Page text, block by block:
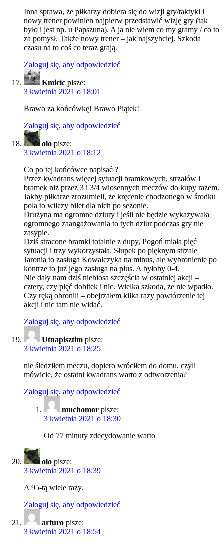
Inna sprawa, że piłkarzy dobiera się do wizji gry/taktyki i
nowy trener powinien najpierw przedstawić wizję gry (tak
było i jest np. u Papszuna). A ja nie wiem co my gramy / co to
za pomysł. Także nowy trener – jak najszybciej. Szkoda
czasu na to coś co teraz grają.
Zaloguj się, aby odpowiedzieć
Kmicic pisze:
3 kwietnia 2021 o 18:01
Brawo za końcówkę! Brawo Piątek!
Zaloguj się, aby odpowiedzieć
olo pisze:
3 kwietnia 2021 o 18:12
Co po tej końcówce napisać ?
Przez kwadrans więcej sytuacji bramkowych, strzałów i
bramek niż przez 3 i 3/4 wiosennych meczów do kupy razem.
Jakby piłkarze zrozumieli, że kręcenie chodzonego w środku
pola to wilczy bilet dla nich po sezonie.
Drużyna ma ogromne dziury i jeśli nie będzie wykazywała
ogromnego zaangażowania to tych dziur podczas gry nie
zasypie.
Dziś stracone bramki totalnie z dupy, Pogoń miała pięć
sytuacji i trzy wykorzystała. Słupek po pięknym strzale
Jaronia to zasługa Kowalczyka na minus, ale wybronienie po
kontrze to już jego zasługa na plus. A byłoby 0-4.
Nie dały nam dziś niebiosa szczęścia w ostatniej akcji –
cztery, czy pięć dobitek i nic. Wielka szkoda, że nie wpadło.
Czy ręką obronili – obejrzałem kilka razy powtórzenie tej
akcji i nic tam nie widać.
Zaloguj się, aby odpowiedzieć
Utnapisztim pisze:
3 kwietnia 2021 o 18:25
nie śledziłem meczu, dopiero wróciłem do domu. czyli
mówicie, że ostatni kwadrans warto z odtworzenia?
Zaloguj się, aby odpowiedzieć
muchomor pisze:
3 kwietnia 2021 o 18:30
Od 77 minuty zdecydowanie warto
olo pisze:
3 kwietnia 2021 o 18:39
A 95-tą wiele razy.
Zaloguj się, aby odpowiedzieć
arturo pisze:
3 kwietnia 2021 o 18:54